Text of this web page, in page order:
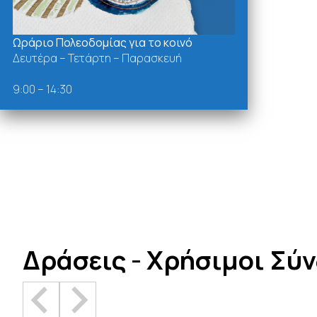
Δράσεις - Χρήσιμοι
Ωράριο Πολεοδομίας για το κοινό
Δευτέρα – Τετάρτη – Παρασκευή
9:00 – 14:30